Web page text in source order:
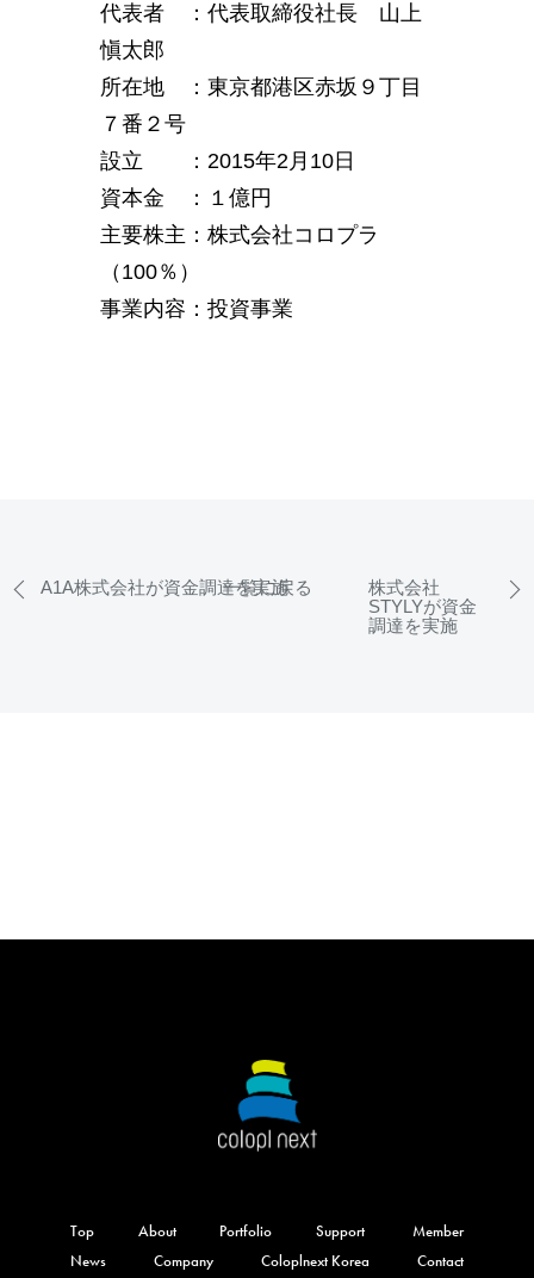
代表者 ：代表取締役社長 山上
愼太郎
所在地 ：東京都港区赤坂９丁目
７番２号
設立 ：2015年2月10日
資本金 ：１億円
主要株主：株式会社コロプラ
（100％）
事業内容：投資事業
A1A株式会社が資金調達を実施
一覧に戻る
株式会社
STYLYが資金
調達を実施
Top About Portfolio Support
Member
News
Company Coloplnext Korea Contact